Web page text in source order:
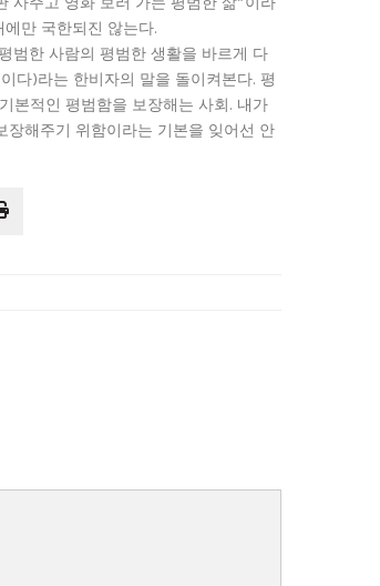
만 국한되진 않는다.
범한 사람의 평범한 생활을 바르게 다
다)라는 한비자의 말을 돌이켜본다. 평
본적인 평범함을 보장해는 사회. 내가
해주기 위함이라는 기본을 잊어선 안